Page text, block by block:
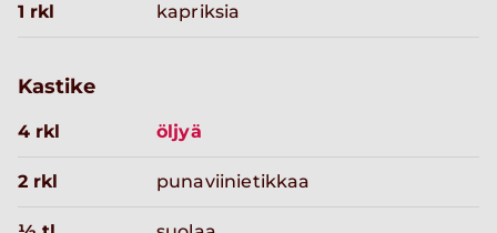
1 rkl kapriksia
Kastike
4 rkl öljyä
2 rkl punaviinietikkaa